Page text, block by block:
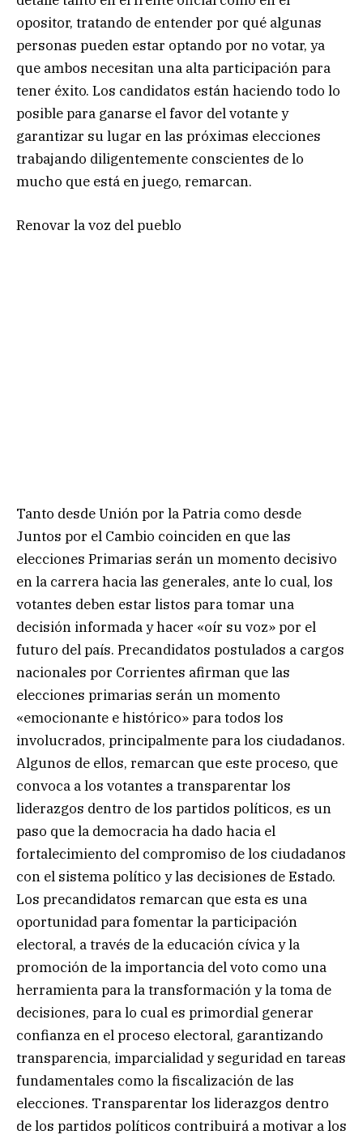
opositor, tratando de entender por qué algunas
personas pueden estar optando por no votar, ya
que ambos necesitan una alta participación para
tener éxito. Los candidatos están haciendo todo lo
posible para ganarse el favor del votante y
garantizar su lugar en las próximas elecciones
trabajando diligentemente conscientes de lo
mucho que está en juego, remarcan.
Renovar la voz del pueblo
Tanto desde Unión por la Patria como desde
Juntos por el Cambio coinciden en que las
elecciones Primarias serán un momento decisivo
en la carrera hacia las generales, ante lo cual, los
votantes deben estar listos para tomar una
decisión informada y hacer «oír su voz» por el
futuro del país. Precandidatos postulados a cargos
nacionales por Corrientes afirman que las
elecciones primarias serán un momento
«emocionante e histórico» para todos los
involucrados, principalmente para los ciudadanos.
Algunos de ellos, remarcan que este proceso, que
convoca a los votantes a transparentar los
liderazgos dentro de los partidos políticos, es un
paso que la democracia ha dado hacia el
fortalecimiento del compromiso de los ciudadanos
con el sistema político y las decisiones de Estado.
Los precandidatos remarcan que esta es una
oportunidad para fomentar la participación
electoral, a través de la educación cívica y la
promoción de la importancia del voto como una
herramienta para la transformación y la toma de
decisiones, para lo cual es primordial generar
confianza en el proceso electoral, garantizando
transparencia, imparcialidad y seguridad en tareas
fundamentales como la fiscalización de las
elecciones. Transparentar los liderazgos dentro
de los partidos políticos contribuirá a motivar a los